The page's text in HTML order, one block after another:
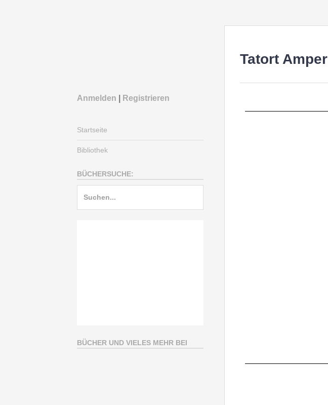
Tatort Amper
Anmelden Registrieren
Startseite
Bibliothek
BÜCHERSUCHE:
BÜCHER UND VIELES MEHR BEI